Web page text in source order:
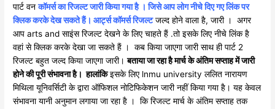
पार्ट वनकॉमर्स का रिजल्ट जारी किया गया है । जिसे आप लोग नीचे दिए गए लिंक पर
क्लिक करके देख सकते हैं। आर्ट्स कॉमर्स रिजल्टजल्द होने वाला है, जारी । अगर
आप arts and साइंस रिजल्ट देखने के लिए चाहते हैं .तो इसके लिए नीचे लिंक है
वहां से क्लिक करके देखा जा सकते हैं । कब किया जाएगा जारी साथ ही पार्ट 2
रिजल्ट बहुत जल्द किया जाएगा जारी।बताया जा रहा है मार्च के अंतिम सप्ताह में जारी
होने की पूरी संभावना है। हालांकिइसके लिए lnmu university ललित नारायण
मिथिला यूनिवर्सिटी के द्वारा ऑफिशल नोटिफिकेशन जारी नहीं किया गया है। यह केवल
संभावना यानी अनुमान लगाया जा रहा है । कि रिजल्ट मार्च के अंतिम सप्ताह तक